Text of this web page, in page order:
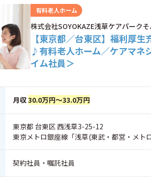
有料老人ホーム
株式会社SOYOKAZE浅草ケアパーク
【東京都／台東区】福利厚
♪有料老人ホーム／ケアマネ
イム社員＞
月収30.0万円～33.0万円
東京都 台東区 西浅草3-25-12
東京メトロ銀座線「浅草(東武・都営・メト
契約社員・嘱託社員